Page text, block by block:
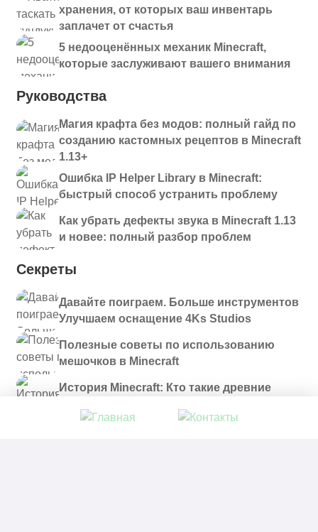
хранения, от которых ваш инвентарь
заплачет от счастья
5 недооценённых механик Minecraft,
которые заслуживают вашего внимания
Руководства
Магия крафта без модов: полный гайд по
созданию кастомных рецептов в Minecraft
1.13+
Ошибка IP Helper Library в Minecraft:
быстрый способ устранить проблему
Как убрать дефекты звука в Minecraft 1.13
и новее: полный разбор проблем
Секреты
Давайте поиграем. Больше инструментов
Улучшаем оснащение 4Ks Studios
Полезные советы по использованию
мешочков в Minecraft
История Minecraft: Кто такие древние